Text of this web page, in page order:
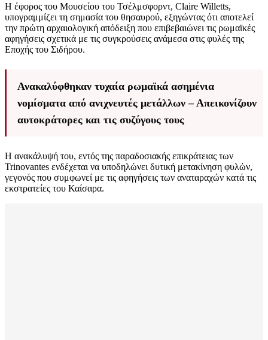
Η έφορος του Μουσείου του Τσέλμσφορντ, Claire Willetts,
υπογραμμίζει τη σημασία του θησαυρού, εξηγώντας ότι αποτελεί
την πρώτη αρχαιολογική απόδειξη που επιβεβαιώνει τις ρωμαϊκές
αφηγήσεις σχετικά με τις συγκρούσεις ανάμεσα στις φυλές της
Εποχής του Σιδήρου.
Ανακαλύφθηκαν τυχαία ρωμαϊκά ασημένια
νομίσματα από ανιχνευτές μετάλλων – Απεικονίζουν
αυτοκράτορες και τις συζύγους τους
Η ανακάλυψή του, εντός της παραδοσιακής επικράτειας των
Trinovantes ενδέχεται να υποδηλώνει δυτική μετακίνηση φυλών,
γεγονός που συμφωνεί με τις αφηγήσεις των αναταραχών κατά τις
εκστρατείες του Καίσαρα.